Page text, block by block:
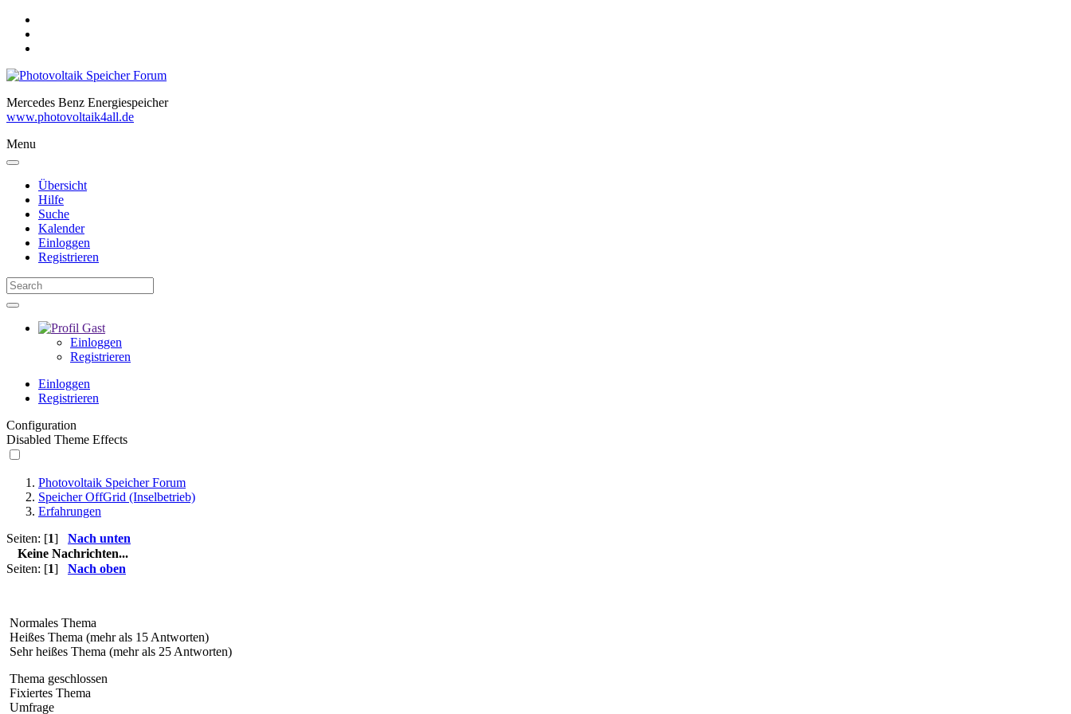
Mercedes Benz Energiespeicher
www.photovoltaik4all.de
Menu
Übersicht
Hilfe
Suche
Kalender
Einloggen
Registrieren
Gast
Einloggen
Registrieren
Einloggen
Registrieren
Configuration
Disabled Theme Effects
Photovoltaik Speicher Forum
Speicher OffGrid (Inselbetrieb)
Erfahrungen
Seiten: [1] Nach unten
Keine Nachrichten...
Seiten: [1] Nach oben
Normales Thema
Heißes Thema (mehr als 15 Antworten)
Sehr heißes Thema (mehr als 25 Antworten)
Thema geschlossen
Fixiertes Thema
Umfrage